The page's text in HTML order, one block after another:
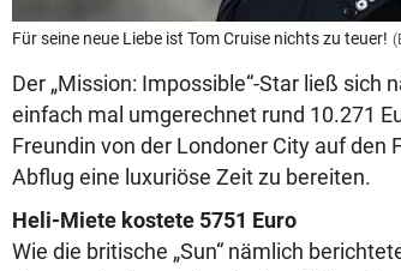
Für seine neue Liebe ist Tom Cruise nichts zu teuer!
Der „Mission: Impossible“-Star ließ sich
einfach mal umgerechnet rund 10.271
Freundin von der Londoner City auf den
Abflug eine luxuriöse Zeit zu bereiten.
Heli-Miete kostete 5751 Euro
Wie die britische „Sun“ nämlich